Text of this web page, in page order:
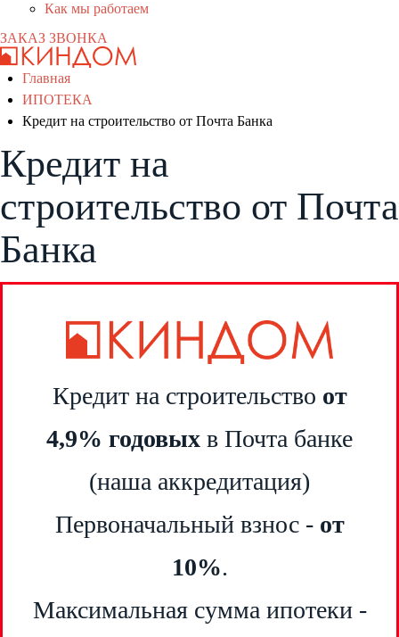
Как мы работаем
ЗАКАЗ ЗВОНКА
Главная
ИПОТЕКА
Кредит на строительство от Почта Банка
Кредит на
строительство от Почта
Банка
Кредит на строительство от
4,9% годовых в Почта банке
(наша аккредитация)
Первоначальный взнос - от
10%.
Максимальная сумма ипотеки -